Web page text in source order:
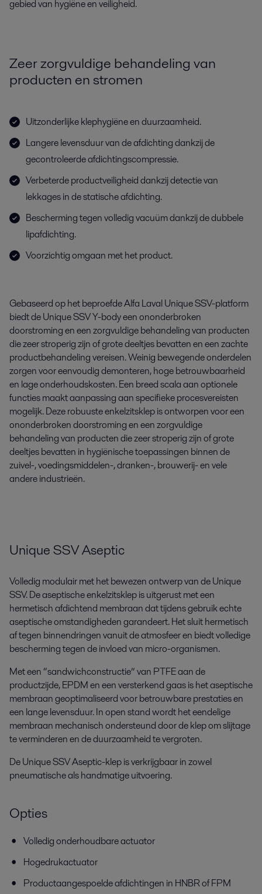
gebied van hygiëne en veiligheid.
Zeer zorgvuldige behandeling van
producten en stromen
Uitzonderlijke klephygiëne en duurzaamheid.
Langere levensduur van de afdichting dankzij de
gecontroleerde afdichtingscompressie.
Verbeterde productveiligheid dankzij detectie van
lekkages in de statische afdichting.
Bescherming tegen volledig vacuüm dankzij de dubbele
lipafdichting.
Voorzichtig omgaan met het product.
Gebaseerd op het beproefde Alfa Laval Unique SSV-platform
biedt de Unique SSV Y-body een ononderbroken
doorstroming en een zorgvuldige behandeling van producten
die zeer stroperig zijn of grote deeltjes bevatten en een zachte
productbehandeling vereisen. Weinig bewegende onderdelen
zorgen voor eenvoudig demonteren, hoge betrouwbaarheid
en lage onderhoudskosten. Een breed scala aan optionele
functies maakt aanpassing aan specifieke procesvereisten
mogelijk. Deze robuuste enkelzitsklep is ontworpen voor een
ononderbroken doorstroming en een zorgvuldige
behandeling van producten die zeer stroperig zijn of grote
deeltjes bevatten in hygiënische toepassingen binnen de
zuivel-, voedingsmiddelen-, dranken-, brouwerij- en vele
andere industrieën.
Unique SSV Aseptic
Volledig modulair met het bewezen ontwerp van de Unique
SSV. De aseptische enkelzitsklep is uitgerust met een
hermetisch afdichtend membraan dat tijdens gebruik echte
aseptische omstandigheden garandeert. Het sluit hermetisch
af tegen binnendringen vanuit de atmosfeer en biedt volledige
bescherming tegen de invloed van micro-organismen.
Met een “sandwichconstructie” van PTFE aan de
productzijde, EPDM en een versterkend gaas is het aseptische
membraan geoptimaliseerd voor betrouwbare prestaties en
een lange levensduur. In open stand wordt het eendelige
membraan mechanisch ondersteund door de klep om slijtage
te verminderen en de duurzaamheid te vergroten.
De Unique SSV Aseptic-klep is verkrijgbaar in zowel
pneumatische als handmatige uitvoering.
Opties
Volledig onderhoudbare actuator
Hogedrukactuator
Productaangespoelde afdichtingen in HNBR of FPM